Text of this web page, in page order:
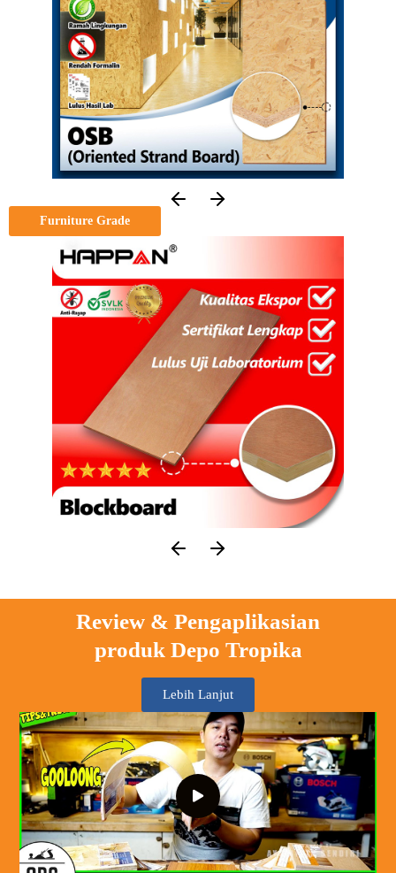
Furniture Grade
Review & Pengaplikasian
produk Depo Tropika
Lebih Lanjut